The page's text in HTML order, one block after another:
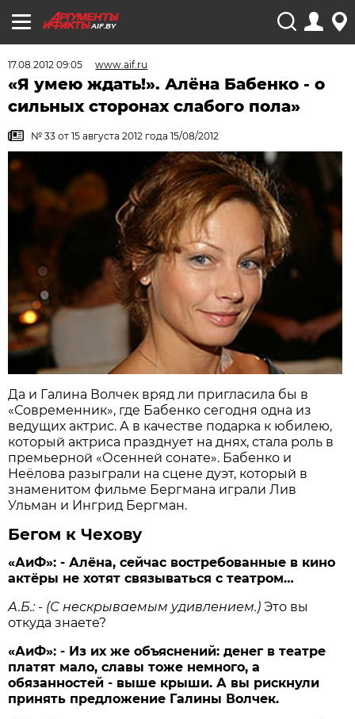
AIF.BY
17.08.2012 09:05 www.aif.ru
«Я умею ждать!». Алёна Бабенко - о
сильных сторонах слабого пола»
№ 33 от 15 августа 2012 года 15/08/2012
Да и Галина Волчек вряд ли пригласила бы в
«Современник», где Бабенко сегодня одна из
ведущих актрис. А в качестве подарка к юбилею,
который актриса празднует на днях, стала роль в
премьерной «Осенней сонате». Бабенко и
Неёлова разыграли на сцене дуэт, который в
знаменитом фильме Бергмана играли Лив
Ульман и Ингрид Бергман.
Бегом к Чехову
«АиФ»:- Алёна, сейчас востребованные в кино
актёры не хотят связываться с театром…
А.Б.: - (С нескрываемым удивлением.)Это вы
откуда знаете?
«АиФ»:- Из их же объяснений: денег в театре
платят мало, славы тоже немного, а
обязанностей - выше крыши. А вы рискнули
принять предложение Галины Волчек.